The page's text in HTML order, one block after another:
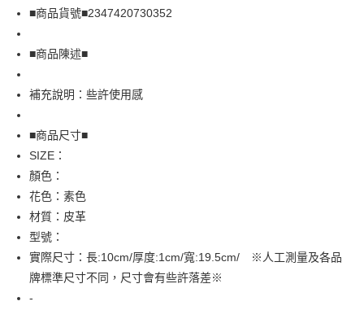
Apple Pay
街口支付
全盈+PAY
AFTEE先享後付
相關說明
【關於「AFTEE先享後付」】
AFTEE先享後付是「在收到商品之後才付款」的支付方式。 讓您購物簡單
便利好安心！
１．簡單：不需註冊會員、不需綁卡、不需儲值。
３．安心：先確認商品／服務後，再付款。
【「AFTEE先享後付」結帳流程】
１．於結帳方式選擇「AFTEE先享後付」後，將跳轉至「AFTEE先享後付」
結帳頁面，進行簡訊認證並確認金額後，即可完成結帳。
運送方式
全家取貨付款
免運費
■商品貨號■2347420730352
■商品陳述■
補充說明：些許使用感
■商品尺寸■
SIZE：
顏色：
花色：素色
材質：皮革
型號：
實際尺寸：長:10cm/厚度:1cm/寬:19.5cm/ ※人工測量及各品
牌標準尺寸不同，尺寸會有些許落差※
-